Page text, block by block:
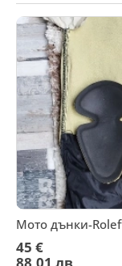
Мото дънки-
45 €